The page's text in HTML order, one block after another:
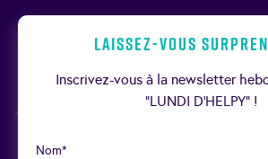
Laissez-vous
Inscrivez-vous à la newsletter
“LUNDI D’HELPY” !
Nom*